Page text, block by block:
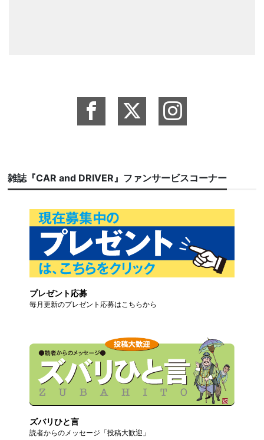
雑誌『CAR and DRIVER』ファンサービスコーナー
プレゼント応募
毎月更新のプレゼント応募はこちらから
ズバリひと言
読者からのメッセージ「投稿大歓迎」